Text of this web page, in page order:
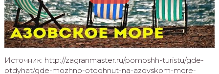
Источник: http://zagranmaster.ru/pomoshh-turistu/gde-
otdyhat/gde-mozhno-otdohnut-na-azovskom-more-